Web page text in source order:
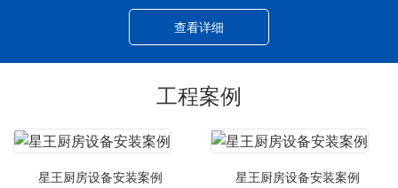
查看详细
工程案例
星王厨房设备安装案例 星王厨房设备安装案例